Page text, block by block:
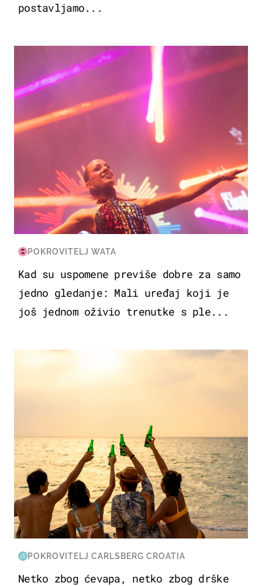
postavljamo...
KULTURA & ZABAVA
POKROVITELJ WATA
Kad su uspomene previše dobre za samo
jedno gledanje: Mali uređaj koji je
još jednom oživio trenutke s ple...
POKROVITELJ CARLSBERG CROATIA
Netko zbog ćevapa, netko zbog drške